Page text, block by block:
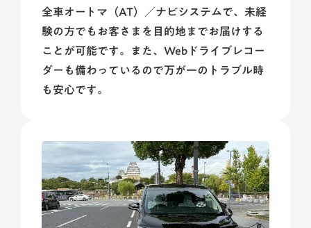
全車オートマ（AT）／ナビシステムで、未経
験の方でもお客さまを目的地までお届けする
ことが可能です。また、Webドライブレコー
ダーも備わっているので万が一のトラブル時
も安心です。